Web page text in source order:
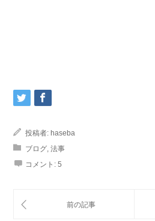
投稿者: haseba
ブログ, 法事
コメント: 5